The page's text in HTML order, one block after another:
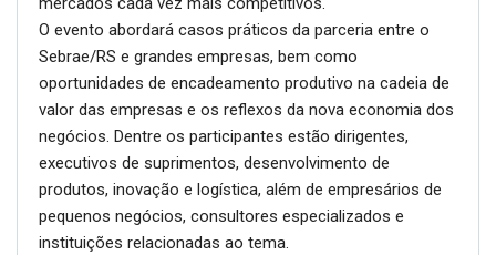
O evento abordará casos práticos da parceria entre o
Sebrae/RS e grandes empresas, bem como
oportunidades de encadeamento produtivo na cadeia de
valor das empresas e os reflexos da nova economia dos
negócios. Dentre os participantes estão dirigentes,
executivos de suprimentos, desenvolvimento de
produtos, inovação e logística, além de empresários de
pequenos negócios, consultores especializados e
instituições relacionadas ao tema.